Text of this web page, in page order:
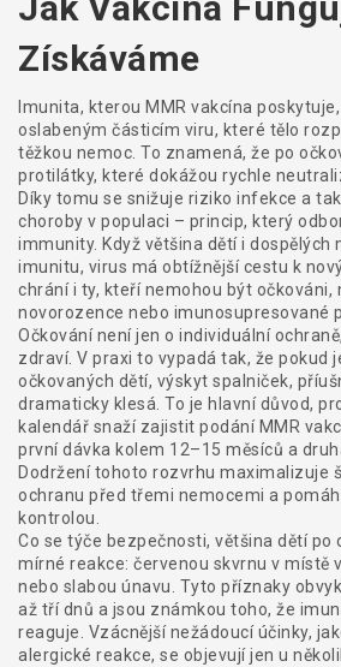
Získáváme
Imunita, kterou MMR vakcína
oslabeným částicím viru, které tělo
těžkou nemoc. To znamená, že po
protilátky, které dokážou rychle
Díky tomu se snižuje riziko infekce a
choroby v populaci – princip, který
immunity. Když většina dětí i dospělých
imunitu, virus má obtížnější cestu k
chrání i ty, kteří nemohou být očkováni,
novorozence nebo imunosupresované
Očkování není jen o individuální
zdraví. V praxi to vypadá tak, že pokud
očkovaných dětí, výskyt spalniček,
dramaticky klesá. To je hlavní důvod,
kalendář snaží zajistit podání MMR
první dávka kolem 12–15 měsíců a
Dodržení tohoto rozvrhu maximalizuje
ochranu před třemi nemocemi a
kontrolou.
Co se týče bezpečnosti, většina dětí po
mírné reakce: červenou skvrnu v místě
nebo slabou únavu. Tyto příznaky
až tří dnů a jsou známkou toho, že
reaguje. Vzácnější nežádoucí účinky,
alergické reakce, se objevují jen u